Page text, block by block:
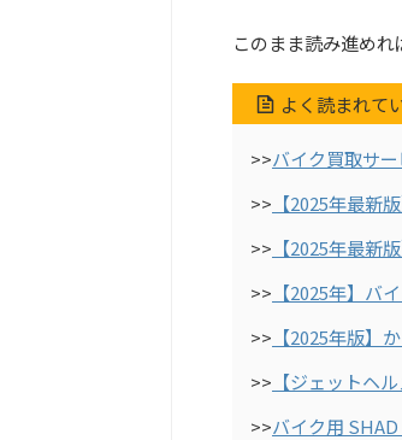
このまま読み進めれ
よく読まれて
>>バイク買取サ
>> 【2025年最新
>> 【2025年最新
>> 【2025年】バ
>> 【2025年版】
>> 【ジェットヘ
>>バイク用